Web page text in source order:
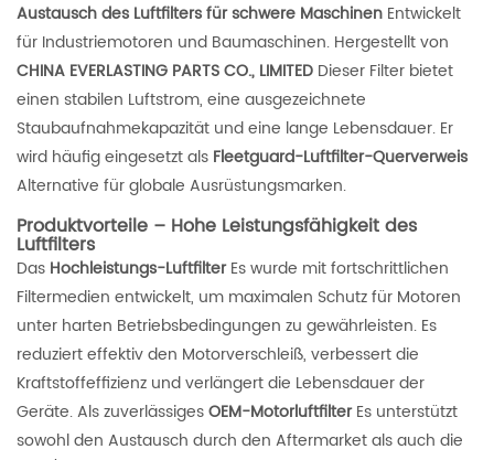
Austausch des Luftfilters für schwere Maschinen Entwickelt
für Industriemotoren und Baumaschinen. Hergestellt von
CHINA EVERLASTING PARTS CO., LIMITED Dieser Filter bietet
einen stabilen Luftstrom, eine ausgezeichnete
Staubaufnahmekapazität und eine lange Lebensdauer. Er
wird häufig eingesetzt als Fleetguard-Luftfilter-Querverweis
Alternative für globale Ausrüstungsmarken.
Produktvorteile – Hohe Leistungsfähigkeit des
Luftfilters
Das Hochleistungs-LuftfilterEs wurde mit fortschrittlichen
Filtermedien entwickelt, um maximalen Schutz für Motoren
unter harten Betriebsbedingungen zu gewährleisten. Es
reduziert effektiv den Motorverschleiß, verbessert die
Kraftstoffeffizienz und verlängert die Lebensdauer der
Geräte. Als zuverlässigesOEM-MotorluftfilterEs unterstützt
sowohl den Austausch durch den Aftermarket als auch die